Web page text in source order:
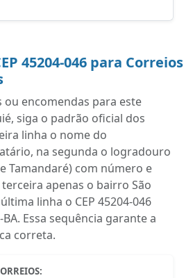
45204-046 para Correios
ou encomendas para este
siga o padrão oficial dos
linha o nome do
na segunda o logradouro
Tamandaré) com número e
apenas o bairro São
linha o CEP 45204-046
Essa sequência garante a
correta.